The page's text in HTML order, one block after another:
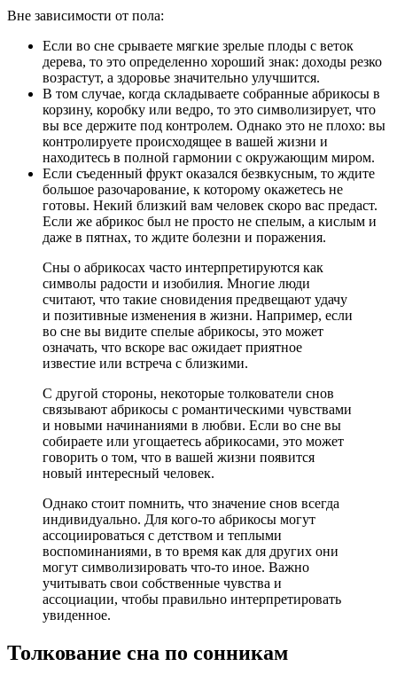
Вне зависимости от пола:
Если во сне срываете мягкие зрелые плоды с веток
дерева, то это определенно хороший знак: доходы резко
возрастут, а здоровье значительно улучшится.
В том случае, когда складываете собранные абрикосы в
корзину, коробку или ведро, то это символизирует, что
вы все держите под контролем. Однако это не плохо: вы
контролируете происходящее в вашей жизни и
находитесь в полной гармонии с окружающим миром.
Если съеденный фрукт оказался безвкусным, то ждите
большое разочарование, к которому окажетесь не
готовы. Некий близкий вам человек скоро вас предаст.
Если же абрикос был не просто не спелым, а кислым и
даже в пятнах, то ждите болезни и поражения.
Сны о абрикосах часто интерпретируются как
символы радости и изобилия. Многие люди
считают, что такие сновидения предвещают удачу
и позитивные изменения в жизни. Например, если
во сне вы видите спелые абрикосы, это может
означать, что вскоре вас ожидает приятное
известие или встреча с близкими.
С другой стороны, некоторые толкователи снов
связывают абрикосы с романтическими чувствами
и новыми начинаниями в любви. Если во сне вы
собираете или угощаетесь абрикосами, это может
говорить о том, что в вашей жизни появится
новый интересный человек.
Однако стоит помнить, что значение снов всегда
индивидуально. Для кого-то абрикосы могут
ассоциироваться с детством и теплыми
воспоминаниями, в то время как для других они
могут символизировать что-то иное. Важно
учитывать свои собственные чувства и
ассоциации, чтобы правильно интерпретировать
увиденное.
Толкование сна по сонникам